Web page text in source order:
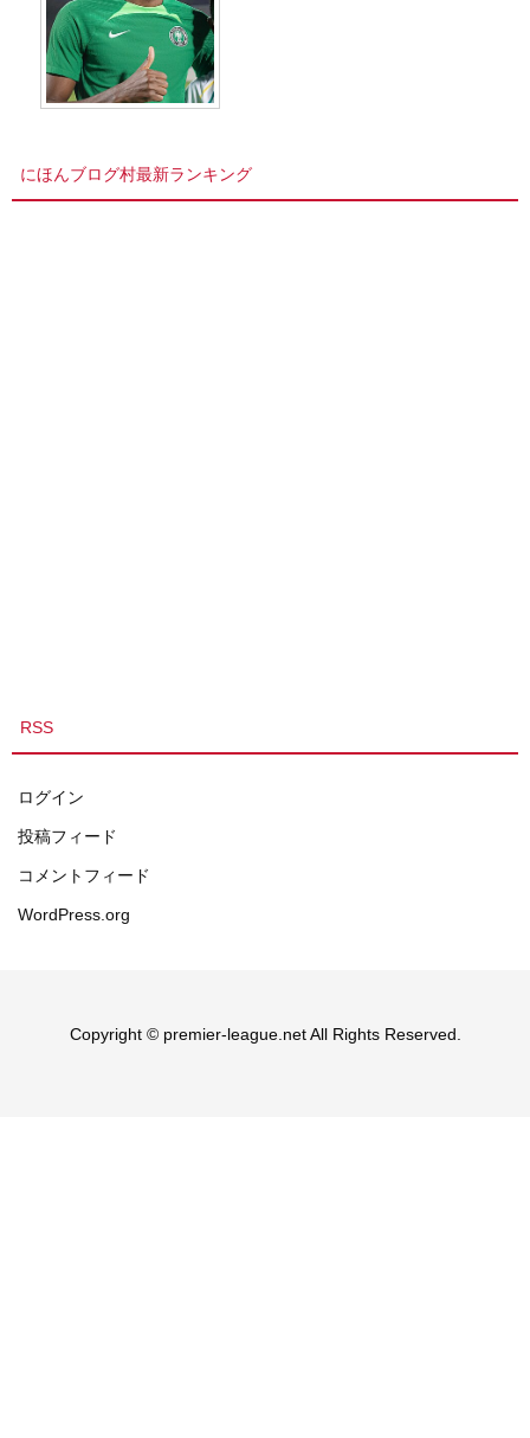
にほんブログ村最新ランキング
RSS
ログイン
投稿フィード
コメントフィード
WordPress.org
Copyright © premier-league.net All Rights Reserved.